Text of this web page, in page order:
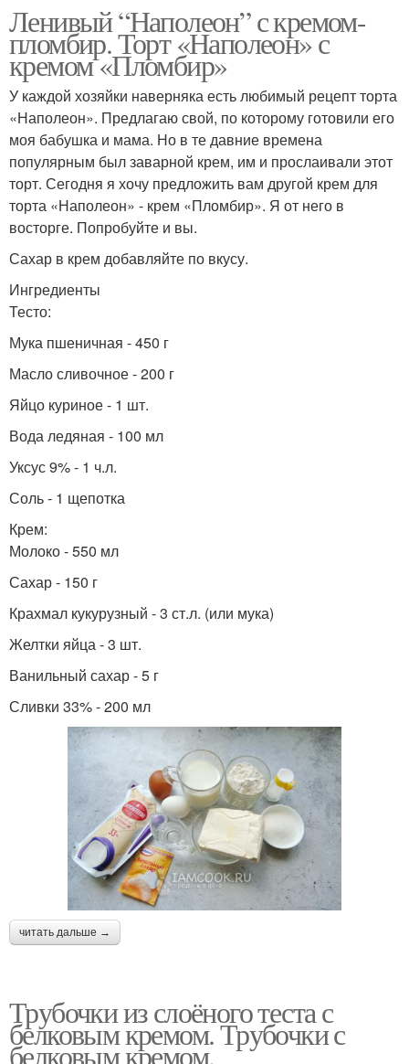
Ленивый “Наполеон” с кремом-
пломбир. Торт «Наполеон» с
кремом «Пломбир»
У каждой хозяйки наверняка есть любимый рецепт торта
«Наполеон». Предлагаю свой, по которому готовили его
моя бабушка и мама. Но в те давние времена
популярным был заварной крем, им и прослаивали этот
торт. Сегодня я хочу предложить вам другой крем для
торта «Наполеон» - крем «Пломбир». Я от него в
восторге. Попробуйте и вы.
Сахар в крем добавляйте по вкусу.
Ингредиенты
Тесто:
Мука пшеничная - 450 г
Масло сливочное - 200 г
Яйцо куриное - 1 шт.
Вода ледяная - 100 мл
Уксус 9% - 1 ч.л.
Соль - 1 щепотка
Крем:
Молоко - 550 мл
Сахар - 150 г
Крахмал кукурузный - 3 ст.л. (или мука)
Желтки яйца - 3 шт.
Ванильный сахар - 5 г
Сливки 33% - 200 мл
читать дальше →
Трубочки из слоёного теста с
белковым кремом. Трубочки с
белковым кремом.